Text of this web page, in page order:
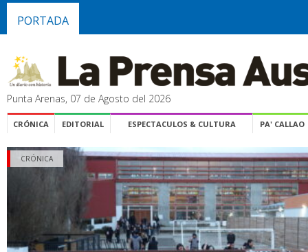
PORTADA
Punta Arenas, 07 de Agosto del 2026
CRÓNICA EDITORIAL ESPECTACULOS & CULTURA PA' CALLAO
CRÓNICA